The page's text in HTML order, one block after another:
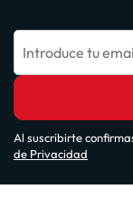
Introduce tu
Al suscribirte
de Privacidad